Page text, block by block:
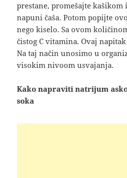
prestane, promešajte kašikom
napuni čaša. Potom popijte
nego kiselo. Sa ovom
čistog C vitamina. Ovaj
Na taj način unosimo u
visokim nivoom usvajanja.
Kako napraviti natrijum
soka